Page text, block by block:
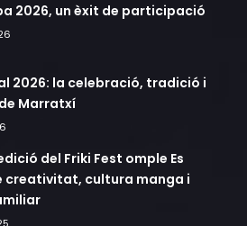
2026, un èxit de participació
2026: la celebració, tradició i
Marratxí
del Friki Fest omple Es
creativitat, cultura manga i